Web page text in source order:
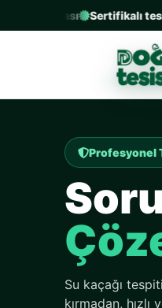
Sertifikalı tesisat
Kırmadan
Su
Termal
yapılır.